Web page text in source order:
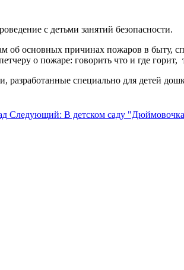
с детьми занятий безопасности.
основных причинах пожаров в быту,
о пожаре: говорить что и где
специально для детей
Следующий: В детском саду